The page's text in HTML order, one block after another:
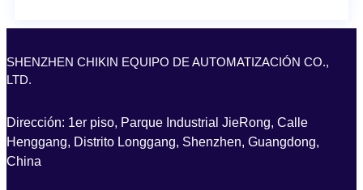
SHENZHEN CHIKIN EQUIPO DE AUTOMATIZACIÓN CO.,
LTD.
Dirección: 1er piso, Parque Industrial JieRong, Calle
Henggang, Distrito Longgang, Shenzhen, Guangdong,
China